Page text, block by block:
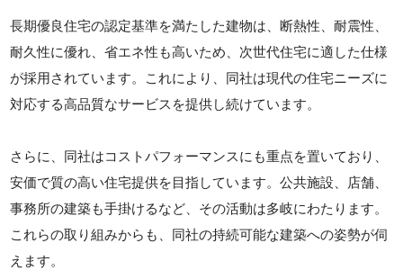
長期優良住宅の認定基準を満たした建物は、断熱性、耐震性、
耐久性に優れ、省エネ性も高いため、次世代住宅に適した仕様
が採用されています。これにより、同社は現代の住宅ニーズに
対応する高品質なサービスを提供し続けています。
さらに、同社はコストパフォーマンスにも重点を置いており、
安価で質の高い住宅提供を目指しています。公共施設、店舗、
事務所の建築も手掛けるなど、その活動は多岐にわたります。
これらの取り組みからも、同社の持続可能な建築への姿勢が伺
えます。